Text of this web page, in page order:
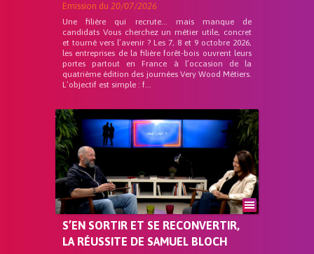
Emission du 20/07/2026
Une filière qui recrute… mais manque de
candidats Vous cherchez un métier utile, concret
et tourné vers l’avenir ? Les 7, 8 et 9 octobre 2026,
les entreprises de la filière forêt-bois ouvrent leurs
portes partout en France à l’occasion de la
quatrième édition des journées Very Wood Métiers.
L’objectif est simple : f...
S’EN SORTIR ET SE RECONVERTIR,
LA RÉUSSITE DE SAMUEL BLOCH